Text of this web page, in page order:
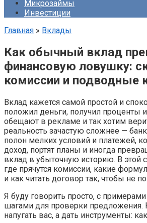
Микрозаймы
Инвестиции
Главная » Вклады
Как обычный вклад
финансовую ловушку:
комиссии и подводные
Вклад кажется самой простой и
положил деньги, получил проценты
обещают в рекламе и так хотим
реальность зачастую сложнее —
полон мелких условий и платежей,
доход, портят планы и иногда
вклад в убыточную историю. В этой
где прячутся комиссии, какие
и как читать договор так, чтобы не
Я буду говорить просто, с
шагами для проверки
напугать вас, а дать инструменты: